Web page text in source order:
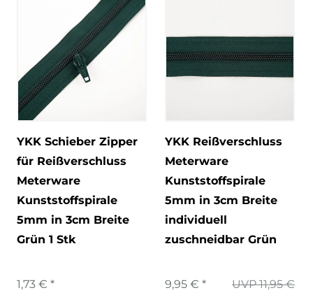
YKK Schieber Zipper
für Reißverschluss
Meterware
Kunststoffspirale
5mm in 3cm Breite
Grün 1 Stk
1,73 € *
YKK Reißverschluss
Meterware
Kunststoffspirale
5mm in 3cm Breite
individuell
zuschneidbar Grün
UVP 11,95 €
9,95 € *